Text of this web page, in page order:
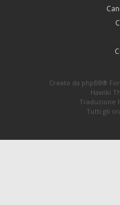
Creato da phpBB®
Hawiki
Traduzione
Tutti gli